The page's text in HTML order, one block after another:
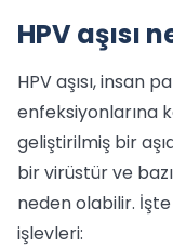
HPV aşısı
HPV aşısı, insan
enfeksiyonlarına
geliştirilmiş bir
bir virüstür ve
neden olabilir. İşte
işlevleri: